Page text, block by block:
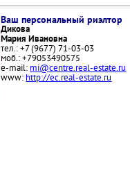
Ваш персональный риэлтор
Дикова
Мария Ивановна
тел.: +7 (9677) 71-03-03
моб.: +79053490575
e-mail: mi@centre.real-estate.ru
www: http://ec.real-estate.ru